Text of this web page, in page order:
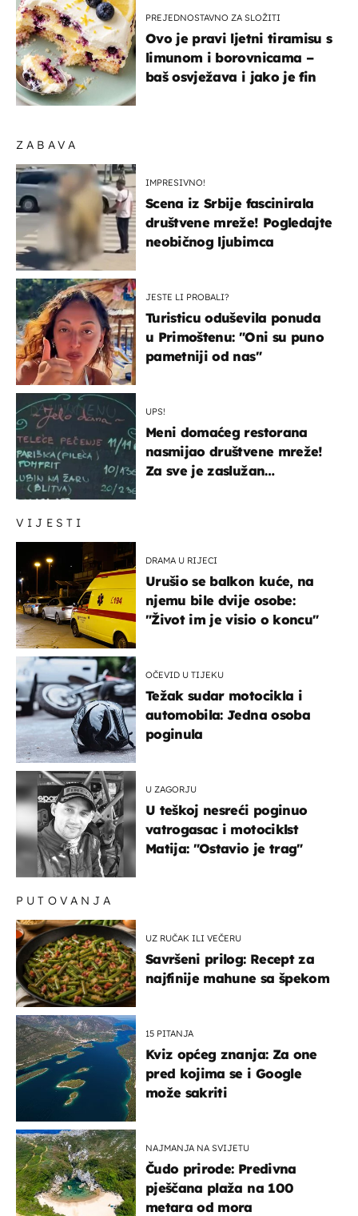
VIJESTI
DRAMA U RIJECI
Urušio se balkon kuće, na
njemu bile dvije osobe:
"Život im je visio o koncu"
OČEVID U TIJEKU
Težak sudar motocikla i
automobila: Jedna osoba
poginula
U ZAGORJU
U teškoj nesreći poginuo
vatrogasac i motociklst
Matija: "Ostavio je trag"
ZABAVA
IMPRESIVNO!
Scena iz Srbije fascinirala
društvene mreže! Pogledajte
neobičnog ljubimca
JESTE LI PROBALI?
Turisticu oduševila ponuda
u Primoštenu: "Oni su puno
pametniji od nas"
UPS!
Meni domaćeg restorana
nasmijao društvene mreže!
Za sve je zaslužan
PUTOVANJA
UZ RUČAK ILI VEČERU
Savršeni prilog: Recept za
najfinije mahune sa špekom
15 PITANJA
Kviz općeg znanja: Za one
pred kojima se i Google
može sakriti
NAJMANJA NA SVIJETU
Čudo prirode: Predivna
pješčana plaža na 100
metara od mora
PREJEDNOSTAVNO ZA SLOŽITI
Ovo je pravi ljetni tiramisu s
limunom i borovnicama –
baš osvježava i jako je fin